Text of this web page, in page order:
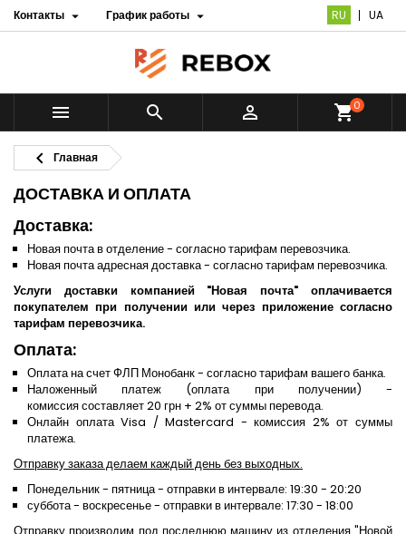
Контакты  График работы  RU UA
   shopping_cart0
 Главная
ДОСТАВКА И ОПЛАТА
Доставка:
Новая почта в отделение - согласно тарифам перевозчика.
Новая почта адресная доставка - согласно тарифам перевозчика.
Услуги доставки компанией "Новая почта" оплачивается
покупателем при получении или через приложение согласно
тарифам перевозчика.
Оплата:
Оплата на счет ФЛП Монобанк - согласно тарифам вашего банка.
Наложенный платеж (оплата при получении) -
комиссия составляет 20 грн + 2% от суммы перевода.
Онлайн оплата Visa / Mastercard - комиссия 2% от суммы
платежа.
Отправку заказа делаем каждый день без выходных.
Понедельник - пятница - отправки в интервале: 19:30 - 20:20
суббота - воскресенье - отправки в интервале: 17:30 - 18:00
Отправку производим под последнюю машину из отделения "Новой